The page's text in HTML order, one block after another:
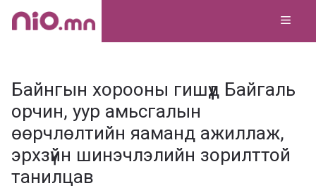
Skip
Байнгын хорооны гишүүд Байгаль
орчин, уур амьсгалын
өөрчлөлтийн яаманд ажиллаж,
эрхзүйн шинэчлэлийн зорилттой
танилцав